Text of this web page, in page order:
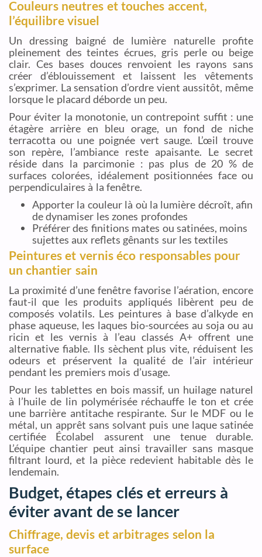
Couleurs neutres et touches accent,
l’équilibre visuel
Un dressing baigné de lumière naturelle profite
pleinement des teintes écrues, gris perle ou beige
clair. Ces bases douces renvoient les rayons sans
créer d’éblouissement et laissent les vêtements
s’exprimer. La sensation d’ordre vient aussitôt, même
lorsque le placard déborde un peu.
Pour éviter la monotonie, un contrepoint suffit : une
étagère arrière en bleu orage, un fond de niche
terracotta ou une poignée vert sauge. L’œil trouve
son repère, l’ambiance reste apaisante. Le secret
réside dans la parcimonie : pas plus de 20 % de
surfaces colorées, idéalement positionnées face ou
perpendiculaires à la fenêtre.
Apporter la couleur là où la lumière décroît, afin
de dynamiser les zones profondes
Préférer des finitions mates ou satinées, moins
sujettes aux reflets gênants sur les textiles
Peintures et vernis éco responsables pour
un chantier sain
La proximité d’une fenêtre favorise l’aération, encore
faut-il que les produits appliqués libèrent peu de
composés volatils. Les peintures à base d’alkyde en
phase aqueuse, les laques bio-sourcées au soja ou au
ricin et les vernis à l’eau classés A+ offrent une
alternative fiable. Ils sèchent plus vite, réduisent les
odeurs et préservent la qualité de l’air intérieur
pendant les premiers mois d’usage.
Pour les tablettes en bois massif, un huilage naturel
à l’huile de lin polymérisée réchauffe le ton et crée
une barrière antitache respirante. Sur le MDF ou le
métal, un apprêt sans solvant puis une laque satinée
certifiée Écolabel assurent une tenue durable.
L’équipe chantier peut ainsi travailler sans masque
filtrant lourd, et la pièce redevient habitable dès le
lendemain.
Budget, étapes clés et erreurs à
éviter avant de se lancer
Chiffrage, devis et arbitrages selon la
surface